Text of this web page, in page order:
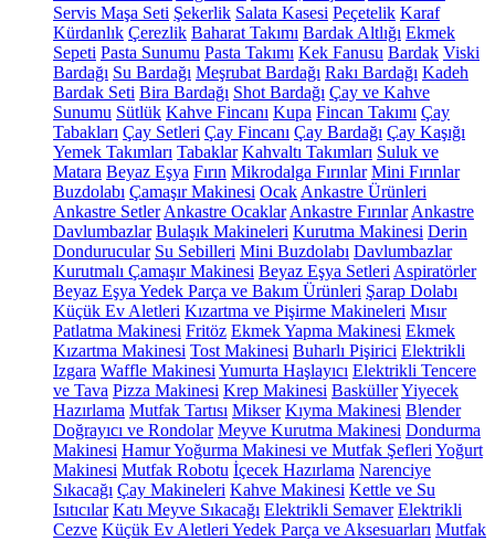
Servis Maşa Seti Şekerlik Salata Kasesi Peçetelik Karaf
Kürdanlık Çerezlik Baharat Takımı Bardak Altlığı Ekmek
Sepeti Pasta Sunumu Pasta Takımı Kek Fanusu Bardak Viski
Bardağı Su Bardağı Meşrubat Bardağı Rakı Bardağı Kadeh
Bardak Seti Bira Bardağı Shot Bardağı Çay ve Kahve
Sunumu Sütlük Kahve Fincanı Kupa Fincan Takımı Çay
Tabakları Çay Setleri Çay Fincanı Çay Bardağı Çay Kaşığı
Yemek Takımları Tabaklar Kahvaltı Takımları Suluk ve
Matara Beyaz Eşya Fırın Mikrodalga Fırınlar Mini Fırınlar
Buzdolabı Çamaşır Makinesi Ocak Ankastre Ürünleri
Ankastre Setler Ankastre Ocaklar Ankastre Fırınlar Ankastre
Davlumbazlar Bulaşık Makineleri Kurutma Makinesi Derin
Dondurucular Su Sebilleri Mini Buzdolabı Davlumbazlar
Kurutmalı Çamaşır Makinesi Beyaz Eşya Setleri Aspiratörler
Beyaz Eşya Yedek Parça ve Bakım Ürünleri Şarap Dolabı
Küçük Ev Aletleri Kızartma ve Pişirme Makineleri Mısır
Patlatma Makinesi Fritöz Ekmek Yapma Makinesi Ekmek
Kızartma Makinesi Tost Makinesi Buharlı Pişirici Elektrikli
Izgara Waffle Makinesi Yumurta Haşlayıcı Elektrikli Tencere
ve Tava Pizza Makinesi Krep Makinesi BasküllerYiyecek
Hazırlama Mutfak Tartısı Mikser Kıyma Makinesi Blender
Doğrayıcı ve Rondolar Meyve Kurutma Makinesi Dondurma
Makinesi Hamur Yoğurma Makinesi ve Mutfak Şefleri Yoğurt
Makinesi Mutfak Robotu İçecek Hazırlama Narenciye
Sıkacağı Çay Makineleri Kahve Makinesi Kettle ve Su
Isıtıcılar Katı Meyve Sıkacağı Elektrikli Semaver Elektrikli
Cezve Küçük Ev Aletleri Yedek Parça ve Aksesuarları Mutfak